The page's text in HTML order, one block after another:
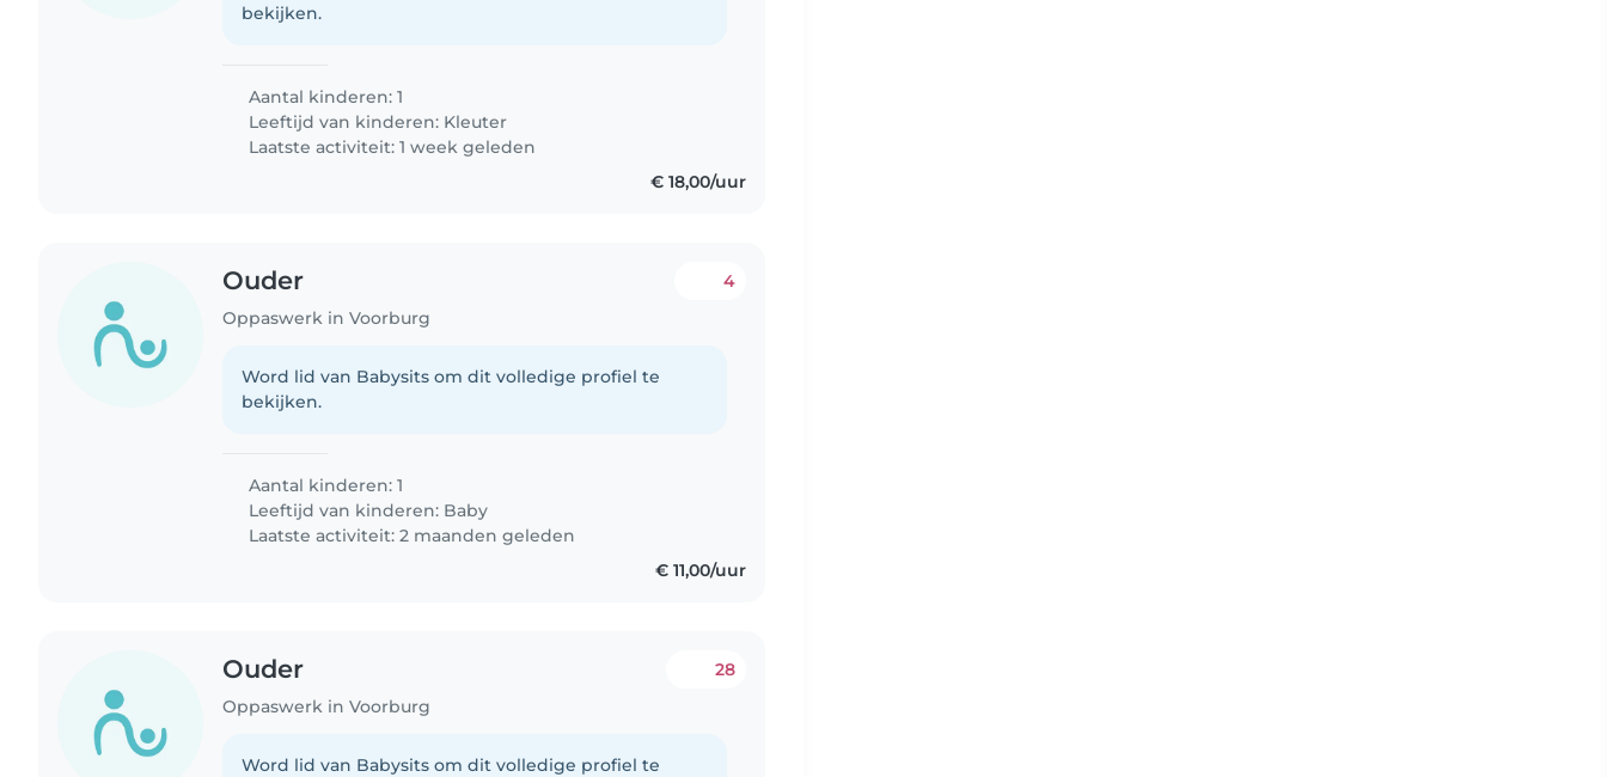
bekijken.
Aantal kinderen: 1
Leeftijd van kinderen: Kleuter
Laatste activiteit: 1 week geleden
€ 18,00/uur
Ouder
Oppaswerk in Voorburg
4
Word lid van Babysits om dit volledige profiel te
bekijken.
Aantal kinderen: 1
Leeftijd van kinderen: Baby
Laatste activiteit: 2 maanden geleden
€ 11,00/uur
Ouder
Oppaswerk in Voorburg
28
Word lid van Babysits om dit volledige profiel te